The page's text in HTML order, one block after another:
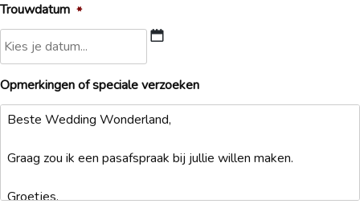
slash
MM
slash
JJJJ
Trouwdatum *
slash
MM
JJJJ
Opmerkingen of speciale verzoeken